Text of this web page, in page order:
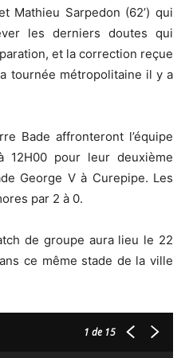
Mathieu Sarpedon (62’) qui
les derniers doutes qui
et la correction reçue
tournée métropolitaine il y a
Bade affronteront l’équipe
12H00 pour leur deuxième
George V à Curepipe. Les
par 2 à 0.
de groupe aura lieu le 22
ce même stade de la ville
1 de 15